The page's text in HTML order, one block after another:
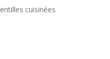
cuisinées